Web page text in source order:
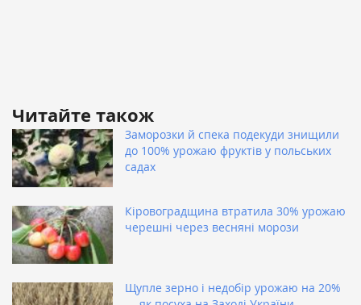
Читайте також
Заморозки й спека подекуди знищили
до 100% урожаю фруктів у польських
садах
Кіровоградщина втратила 30% урожаю
черешні через весняні морози
Щупле зерно і недобір урожаю на 20%